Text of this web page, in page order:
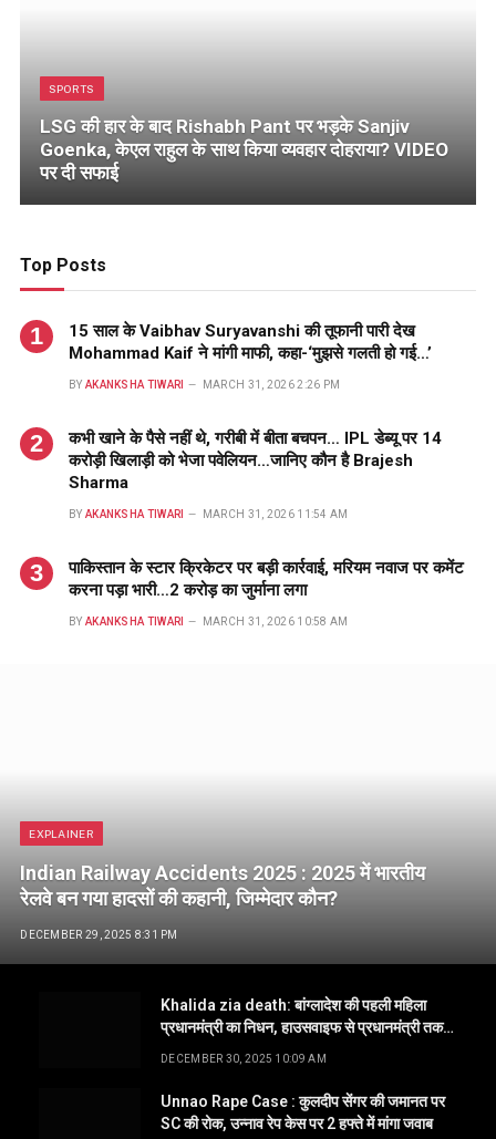
SPORTS
LSG की हार के बाद Rishabh Pant पर भड़के Sanjiv
Goenka, केएल राहुल के साथ किया व्यवहार दोहराया? VIDEO
पर दी सफाई
Top Posts
15 साल के Vaibhav Suryavanshi की तूफानी पारी देख
Mohammad Kaif ने मांगी माफी, कहा-‘मुझसे गलती हो गई…’
BY AKANKSHA TIWARI MARCH 31, 2026 2:26 PM
कभी खाने के पैसे नहीं थे, गरीबी में बीता बचपन… IPL डेब्यू पर 14
करोड़ी खिलाड़ी को भेजा पवेलियन…जानिए कौन है Brajesh
Sharma
BY AKANKSHA TIWARI MARCH 31, 2026 11:54 AM
पाकिस्तान के स्टार क्रिकेटर पर बड़ी कार्रवाई, मरियम नवाज पर कमेंट
करना पड़ा भारी…2 करोड़ का जुर्माना लगा
BY AKANKSHA TIWARI MARCH 31, 2026 10:58 AM
EXPLAINER
Indian Railway Accidents 2025 : 2025 में भारतीय
रेलवे बन गया हादसों की कहानी, जिम्मेदार कौन?
DECEMBER 29, 2025 8:31 PM
Khalida zia death: बांग्लादेश की पहली महिला
प्रधानमंत्री का निधन, हाउसवाइफ से प्रधानमंत्री तक
DECEMBER 30, 2025 10:09 AM
Unnao Rape Case : कुलदीप सेंगर की जमानत पर
SC की रोक, उन्नाव रेप केस पर 2 हफ्ते में मांगा जवाब